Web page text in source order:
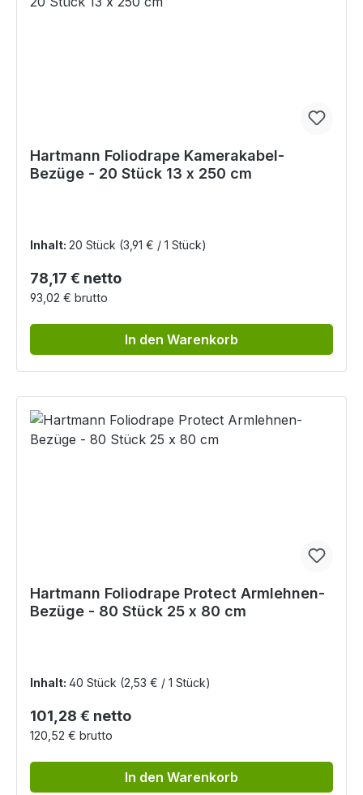
Hartmann Foliodrape Kamerakabel-
Bezüge - 20 Stück 13 x 250 cm
Inhalt: 20 Stück (3,91 € / 1 Stück)
Regulärer Preis:
78,17 € netto
93,02 € brutto
In den Warenkorb
Hartmann Foliodrape Protect Armlehnen-
Bezüge - 80 Stück 25 x 80 cm
Inhalt: 40 Stück (2,53 € / 1 Stück)
Regulärer Preis:
101,28 € netto
120,52 € brutto
In den Warenkorb